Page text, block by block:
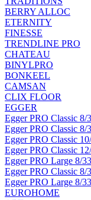
BERRY ALLOC
ETERNITY
FINESSE
TRENDLINE PRO
CHATEAU
BINYLPRO
BONKEEL
CAMSAN
CLIX FLOOR
EGGER
Egger PRO Classic 8/
Egger PRO Classic 8/
Egger PRO Classic
Egger PRO Classic
Egger PRO Large 8/33
Egger PRO Classic 8/
Egger PRO Large 8/
EUROHOME